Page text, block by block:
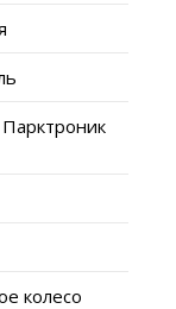
колесо